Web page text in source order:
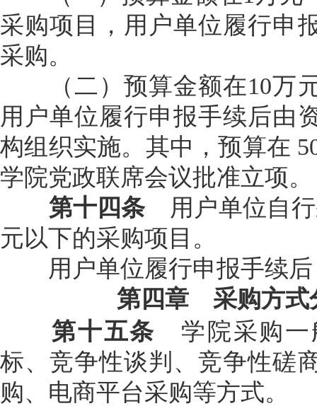
采购项目，用户单位履行申
采购。
（二）预算金额在10万元
用户单位履行申报手续后由
构组织实施。其中，预算在
学院党政联席会议批准立项。
第十四条用户单位自行
元以下的采购项目。
用户单位履行申报手续
第四章 采购方式
第十五条 学院采购一
标、竞争性谈判、竞争性磋
购、电商平台采购等方式。